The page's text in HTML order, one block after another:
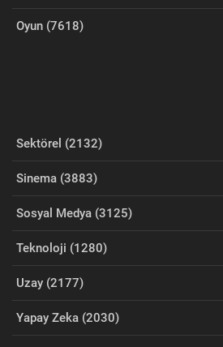
Oyun (7618)
Sektörel (2132)
Sinema (3883)
Sosyal Medya (3125)
Teknoloji (1280)
Uzay (2177)
Yapay Zeka (2030)